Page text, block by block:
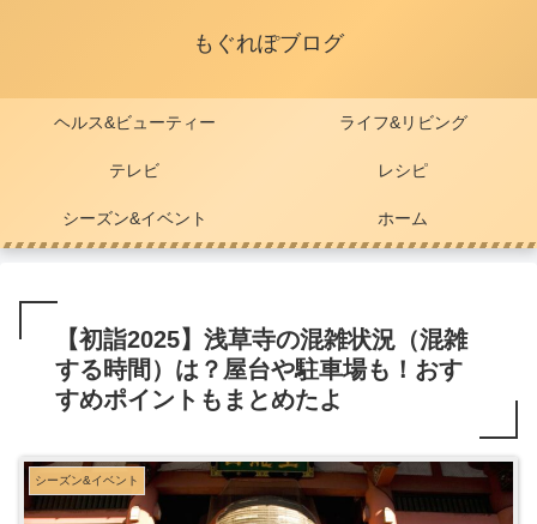
もぐれぽブログ
ヘルス&ビューティー ライフ&リビング
テレビ レシピ
シーズン&イベント ホーム
【初詣2025】浅草寺の混雑状況（混雑
する時間）は？屋台や駐車場も！おす
すめポイントもまとめたよ
シーズン&イベント